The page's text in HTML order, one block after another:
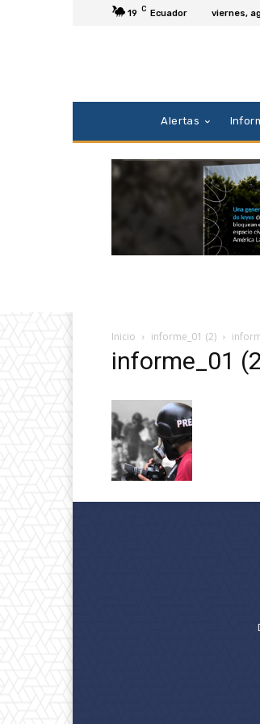
19 C Ecuador viernes,
Alertas
Inicio informe_01 (2)
informe_01